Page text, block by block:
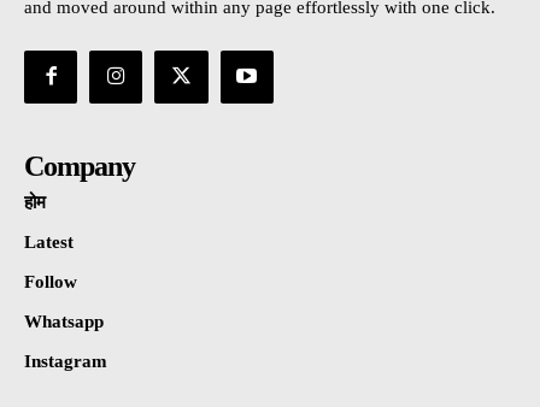
and moved around within any page effortlessly with one click.
Company
होम
Latest
Follow
Whatsapp
Instagram